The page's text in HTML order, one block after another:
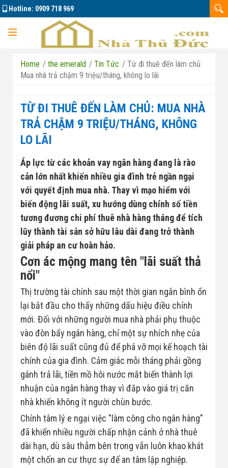
Hotline: 0909 718 969
Trang chủ
Dự án
Marine City
Đông Tăng Long
Căn hộ La Pura
Nhà đất bán 01
Nhà đất bán 02
Nhà đất bán 03
Home / the emerald / Tin Tức / Từ đi thuê đến làm chủ:
Mua nhà trả chậm 9 triệu/tháng, không lo lãi
TỪ ĐI THUÊ ĐẾN LÀM CHỦ: MUA NHÀ
TRẢ CHẬM 9 TRIỆU/THÁNG, KHÔNG
LO LÃI
Áp lực từ các khoản vay ngân hàng đang là rào
cản lớn nhất khiến nhiều gia đình trẻ ngần ngại
với quyết định mua nhà. Thay vì mạo hiểm với
biến động lãi suất, xu hướng dùng chính số tiền
tương đương chi phí thuê nhà hàng tháng để tích
lũy thành tài sản sở hữu lâu dài đang trở thành
giải pháp an cư hoàn hảo.
Cơn ác mộng mang tên "lãi suất thả
nổi"
Thị trường tài chính sau một thời gian ngắn bình ổn
lại bắt đầu cho thấy những dấu hiệu điều chỉnh
mới. Đối với những người mua nhà phải phụ thuộc
vào đòn bẩy ngân hàng, chỉ một sự nhích nhẹ của
biên độ lãi suất cũng đủ để phá vỡ mọi kế hoạch tài
chính của gia đình. Cảm giác mỗi tháng phải gồng
gánh trả lãi, tiền mồ hôi nước mắt biến thành lợi
nhuận của ngân hàng thay vì đắp vào giá trị căn
nhà khiến không ít người chùn bước.
Chính tâm lý e ngại việc "làm công cho ngân hàng"
đã khiến nhiều người chấp nhận cảnh ở nhà thuê
dài hạn, dù sâu thẳm bên trong vẫn luôn khao khát
một chốn an cư thực sự để an tâm lập nghiệp.